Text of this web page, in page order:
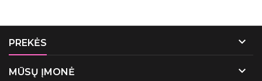
PREKĖS 
MŪSŲ ĮMONĖ 